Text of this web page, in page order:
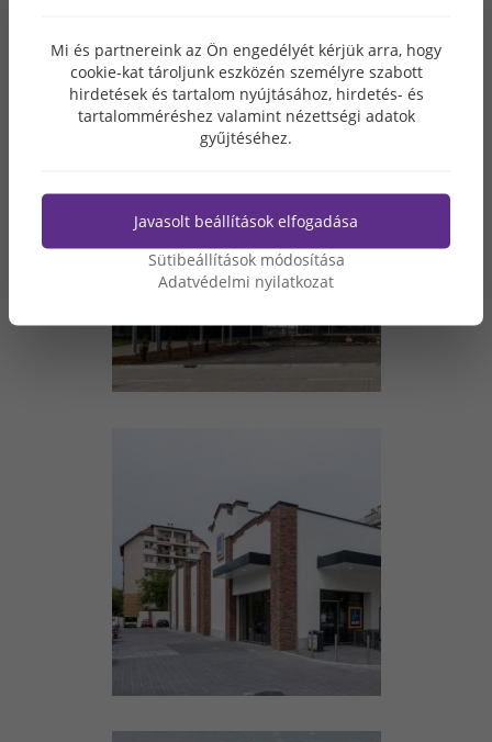
Mi és partnereink az Ön engedélyét kérjük arra, hogy
cookie-kat tároljunk eszközén személyre szabott
hirdetések és tartalom nyújtásához, hirdetés- és
tartalomméréshez valamint nézettségi adatok
gyűjtéséhez.
Javasolt beállítások elfogadása
Sütibeállítások módosítása
Adatvédelmi nyilatkozat